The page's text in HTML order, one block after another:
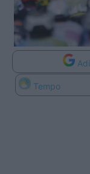
Tempo